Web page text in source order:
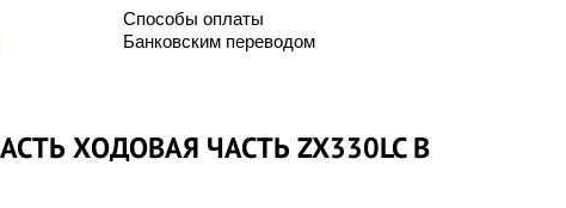
Способы оплаты
Банковским переводом
ХОДОВАЯ ЧАСТЬ ZX330LC В